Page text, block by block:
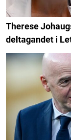
Therese
deltagandet i